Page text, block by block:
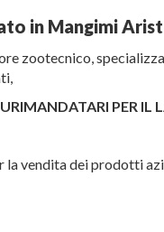
in Mangimi
zootecnico,
PER IL
la vendita dei prodotti